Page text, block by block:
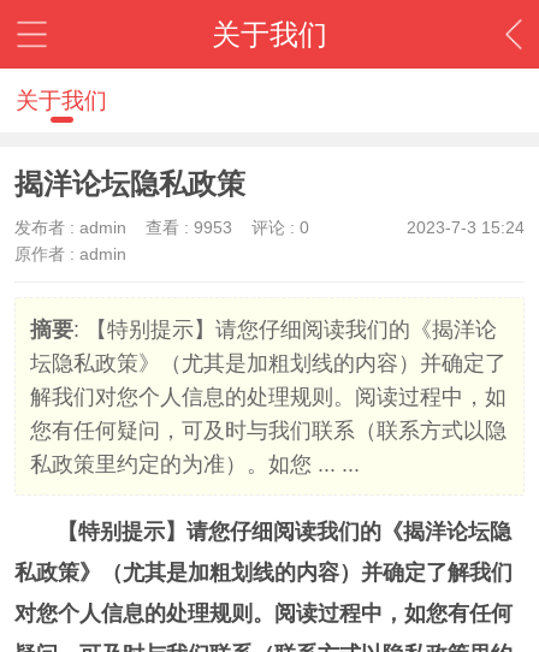
关于我们
关于我们
揭洋论坛隐私政策
2023-7-3 15:24
发布者 : admin 查看 : 9953
评论 : 0
原作者 : admin
摘要: 【特别提示】请您仔细阅读我们的《揭洋论
坛隐私政策》（尤其是加粗划线的内容）并确定了
解我们对您个人信息的处理规则。阅读过程中，如
您有任何疑问，可及时与我们联系（联系方式以隐
私政策里约定的为准）。如您 ... ...
【特别提示】请您仔细阅读我们的《揭洋论坛隐
私政策》（尤其是加粗划线的内容）并确定了解我们
对您个人信息的处理规则。阅读过程中，如您有任何